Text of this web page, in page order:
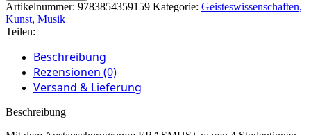
Artikelnummer: 9783854359159 Kategorie: Geisteswissenschaften,
Kunst, Musik
Teilen:
Beschreibung
Rezensionen (0)
Versand & Lieferung
Beschreibung